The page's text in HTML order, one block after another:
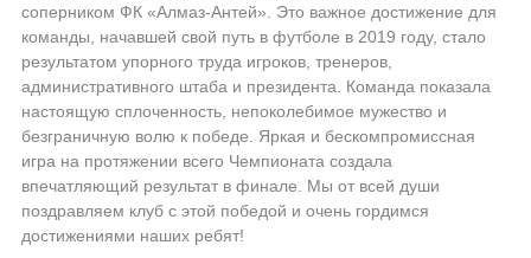
соперником ФК «Алмаз-Антей». Это важное достижение для
команды, начавшей свой путь в футболе в 2019 году, стало
результатом упорного труда игроков, тренеров,
административного штаба и президента. Команда показала
настоящую сплоченность, непоколебимое мужество и
безграничную волю к победе. Яркая и бескомпромиссная
игра на протяжении всего Чемпионата создала
впечатляющий результат в финале. Мы от всей души
поздравляем клуб с этой победой и очень гордимся
достижениями наших ребят!